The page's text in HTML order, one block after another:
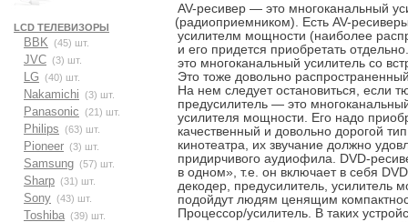
LCD ТЕЛЕВИЗОРЫ
BBK (45) шт.
JVC (3) шт.
LG (40) шт.
Nakamichi (3) шт.
Panasonic (21) шт.
Philips (63) шт.
Pioneer (3) шт.
Samsung (57) шт.
Sharp (31) шт.
Sony (43) шт.
Toshiba (39) шт.
AV-ресивер — это многоканальный
(радиоприемником). Есть AV-
усилителм мощности (наиболее
и его придется приобретать
это многоканальный усилитель со
Это тоже довольно
На нем следует остановиться, если
предусилитель — это
усилителя мощности. Его надо
качественный и довольно дорогой
кинотеатра, их звучание должно
придирчивого аудиофила. DVD-
в одном», т.е. он включает в себя
декодер, предусилитель, усилитель
подойдут людям ценящим
Процессор/усилитель. В таких